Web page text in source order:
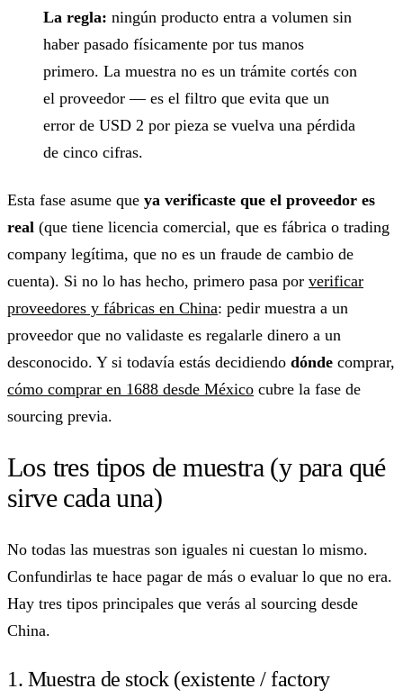
La regla: ningún producto entra a volumen sin
haber pasado físicamente por tus manos
primero. La muestra no es un trámite cortés con
el proveedor — es el filtro que evita que un
error de USD 2 por pieza se vuelva una pérdida
de cinco cifras.
Esta fase asume que ya verificaste que el proveedor es
real (que tiene licencia comercial, que es fábrica o trading
company legítima, que no es un fraude de cambio de
cuenta). Si no lo has hecho, primero pasa por verificar
proveedores y fábricas en China: pedir muestra a un
proveedor que no validaste es regalarle dinero a un
desconocido. Y si todavía estás decidiendo dónde comprar,
cómo comprar en 1688 desde México cubre la fase de
sourcing previa.
Los tres tipos de muestra (y para qué
sirve cada una)
No todas las muestras son iguales ni cuestan lo mismo.
Confundirlas te hace pagar de más o evaluar lo que no era.
Hay tres tipos principales que verás al sourcing desde
China.
1. Muestra de stock (existente / factory